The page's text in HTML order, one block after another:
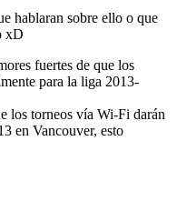
hablaran sobre ello o que
xD
fuertes de que los
para la liga 2013-
los torneos vía Wi-Fi darán
en Vancouver, esto